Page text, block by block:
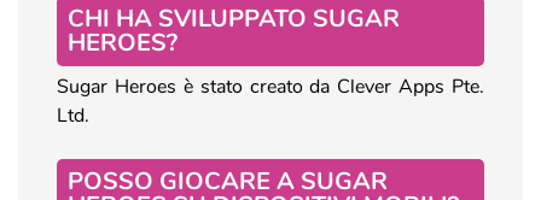
CHI HA SVILUPPATO SUGAR
HEROES?
Sugar Heroes è stato creato da Clever Apps Pte.
Ltd.
POSSO GIOCARE A SUGAR